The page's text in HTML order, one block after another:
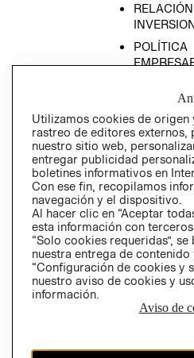
POLÍTICA
Utilizamos cookies de
rastreo de editores
nuestro sitio web,
entregar publicidad
boletines informativos en
Con ese fin, recopilamos
navegación y el dispositivo.
Al hacer clic en “Aceptar
esta información con
“Solo cookies requeridas”,
nuestra entrega de
“Configuración de cookies y
nuestro aviso de cookies y
información.
Aviso de